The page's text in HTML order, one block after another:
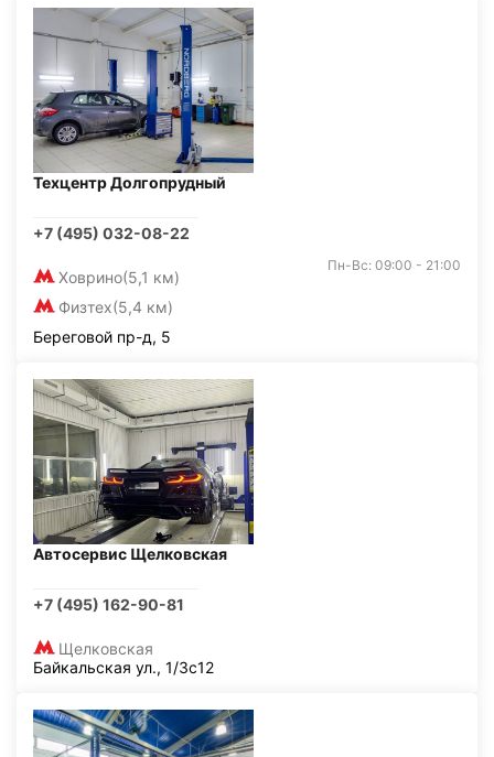
Техцентр Долгопрудный
+7 (495) 032-08-22
Ховрино(5,1 км)
Физтех(5,4 км)
Пн-Вс: 09:00 - 21:00
Береговой пр-д, 5
Автосервис Щелковская
+7 (495) 162-90-81
Щелковская
Байкальская ул., 1/3с12